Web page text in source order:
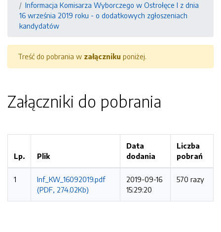
Informacja Komisarza Wyborczego w Ostrołęce I z dnia
16 września 2019 roku - o dodatkowych zgłoszeniach
kandydatów
Treść do pobrania w załączniku poniżej.
Załączniki do pobrania
Lp. Plik
Data
dodania
Liczba
pobrań
1
Inf_KW_16092019.pdf
(PDF, 274.02Kb)
2019-09-16
15:29:20
570 razy